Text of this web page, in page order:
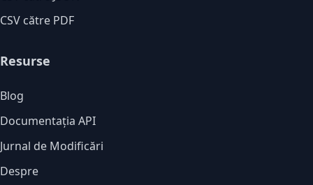
CSV către PDF
Resurse
Blog
Documentația API
Jurnal de Modificări
Despre